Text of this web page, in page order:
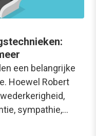
een belangrijke
Hoewel Robert
sympathie,…